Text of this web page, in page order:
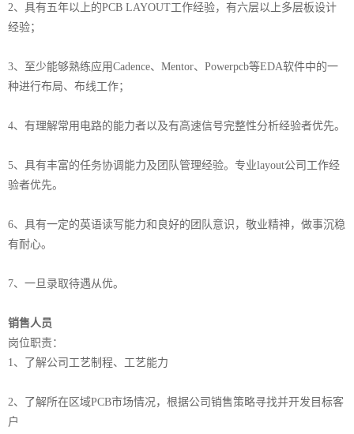
2、具有五年以上的PCB LAYOUT工作经验，有六层以上多层板设计
经验；
3、至少能够熟练应用Cadence、Mentor、Powerpcb等EDA软件中的一
种进行布局、布线工作；
4、有理解常用电路的能力者以及有高速信号完整性分析经验者优先。
5、具有丰富的任务协调能力及团队管理经验。专业layout公司工作经
验者优先。
6、具有一定的英语读写能力和良好的团队意识，敬业精神，做事沉稳
有耐心。
7、一旦录取待遇从优。
销售人员
岗位职责：
1、了解公司工艺制程、工艺能力
2、了解所在区域PCB市场情况，根据公司销售策略寻找并开发目标客
户